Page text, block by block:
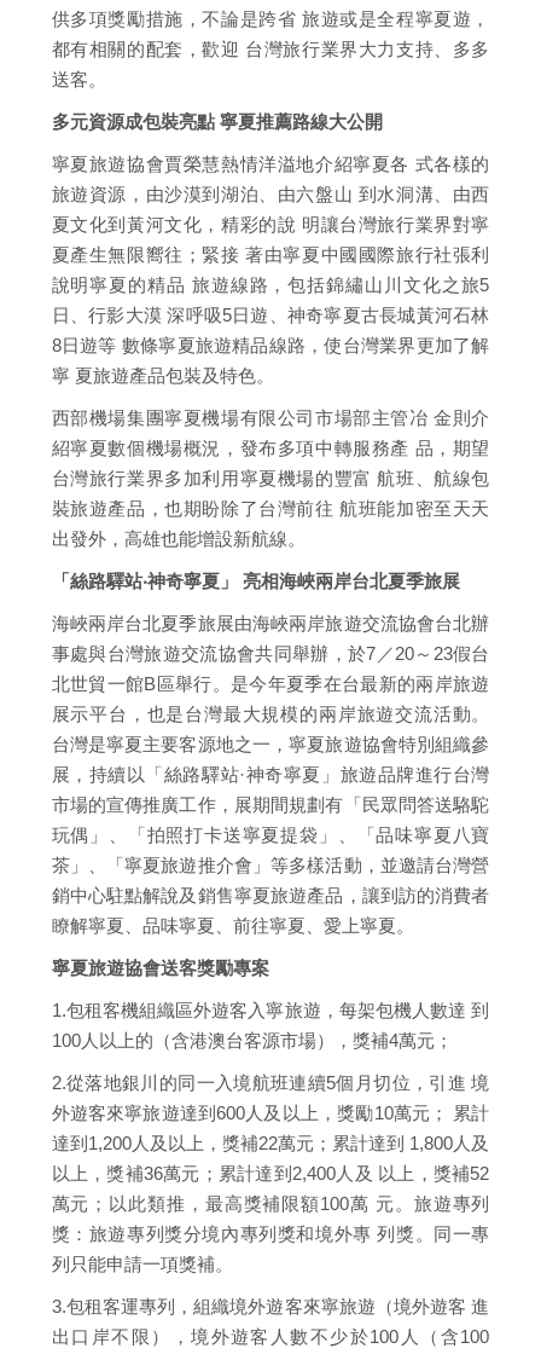
供多項獎勵措施，不論是跨省 旅遊或是全程寧夏遊，
都有相關的配套，歡迎 台灣旅行業界大力支持、多多
送客。
多元資源成包裝亮點 寧夏推薦路線大公開
寧夏旅遊協會賈榮慧熱情洋溢地介紹寧夏各 式各樣的
旅遊資源，由沙漠到湖泊、由六盤山 到水洞溝、由西
夏文化到黃河文化，精彩的說 明讓台灣旅行業界對寧
夏產生無限嚮往；緊接 著由寧夏中國國際旅行社張利
說明寧夏的精品 旅遊線路，包括錦繡山川文化之旅5
日、行影大漠 深呼吸5日遊、神奇寧夏古長城黃河石林
8日遊等 數條寧夏旅遊精品線路，使台灣業界更加了解
寧 夏旅遊產品包裝及特色。
西部機場集團寧夏機場有限公司市場部主管冶 金則介
紹寧夏數個機場概況，發布多項中轉服務產 品，期望
台灣旅行業界多加利用寧夏機場的豐富 航班、航線包
裝旅遊產品，也期盼除了台灣前往 航班能加密至天天
出發外，高雄也能增設新航線。
「絲路驛站‧神奇寧夏」 亮相海峽兩岸台北夏季旅展
海峽兩岸台北夏季旅展由海峽兩岸旅遊交流協會台北辦
事處與台灣旅遊交流協會共同舉辦，於7／20～23假台
北世貿一館B區舉行。是今年夏季在台最新的兩岸旅遊
展示平台，也是台灣最大規模的兩岸旅遊交流活動。
台灣是寧夏主要客源地之一，寧夏旅遊協會特別組織參
展，持續以「絲路驛站·神奇寧夏」旅遊品牌進行台灣
市場的宣傳推廣工作，展期間規劃有「民眾問答送駱駝
玩偶」、「拍照打卡送寧夏提袋」、「品味寧夏八寶
茶」、「寧夏旅遊推介會」等多樣活動，並邀請台灣營
銷中心駐點解說及銷售寧夏旅遊產品，讓到訪的消費者
瞭解寧夏、品味寧夏、前往寧夏、愛上寧夏。
寧夏旅遊協會送客獎勵專案
1.包租客機組織區外遊客入寧旅遊，每架包機人數達 到
100人以上的（含港澳台客源市場），獎補4萬元；
2.從落地銀川的同一入境航班連續5個月切位，引進 境
外遊客來寧旅遊達到600人及以上，獎勵10萬元； 累計
達到1,200人及以上，獎補22萬元；累計達到 1,800人及
以上，獎補36萬元；累計達到2,400人及 以上，獎補52
萬元；以此類推，最高獎補限額100萬 元。旅遊專列
獎：旅遊專列獎分境內專列獎和境外專 列獎。同一專
列只能申請一項獎補。
3.包租客運專列，組織境外遊客來寧旅遊（境外遊客 進
出口岸不限），境外遊客人數不少於100人（含100